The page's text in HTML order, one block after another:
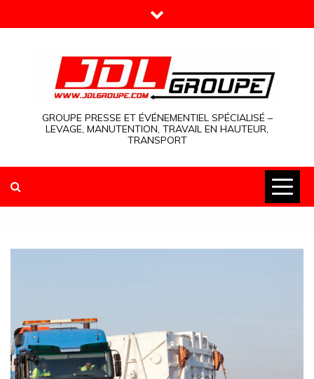
to
GROUPE PRESSE ET ÉVÉNEMENTIEL SPÉCIALISÉ –
LEVAGE, MANUTENTION, TRAVAIL EN HAUTEUR,
TRANSPORT